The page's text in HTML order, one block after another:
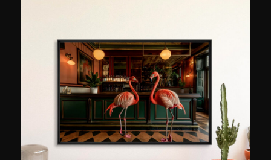
aujourd’hui dans la partie orientale des Pays-
Bas, dans une petite ville « sans charme » selon
ses mots, et qui, pourtant est idéalement située
à la lisière de bois changeants au fil des saisons.
Le travail enchanteur de Lars Van de Goor a été
distingué à plusieurs reprises : par le prix
Hasselblad Masters dans la catégorie « Saison
et Climat » (2010 ; 2016) d’une part, mais